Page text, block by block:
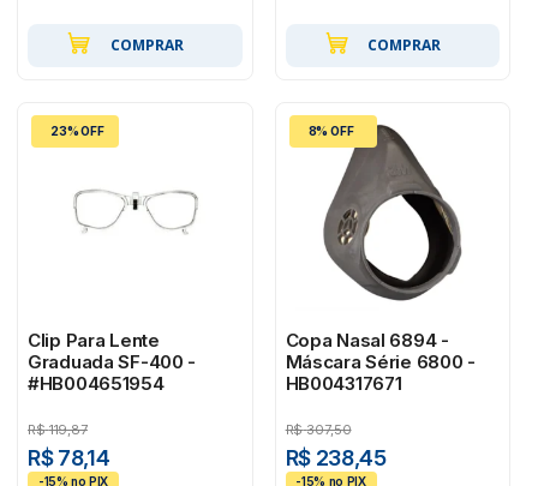
COMPRAR COMPRAR
23% OFF
Clip Para Lente
Graduada SF-400 -
#HB004651954
R$ 119,87
R$ 78,14
8% OFF
Copa Nasal 6894 -
Máscara Série 6800 -
HB004317671
R$ 307,50
R$ 238,45